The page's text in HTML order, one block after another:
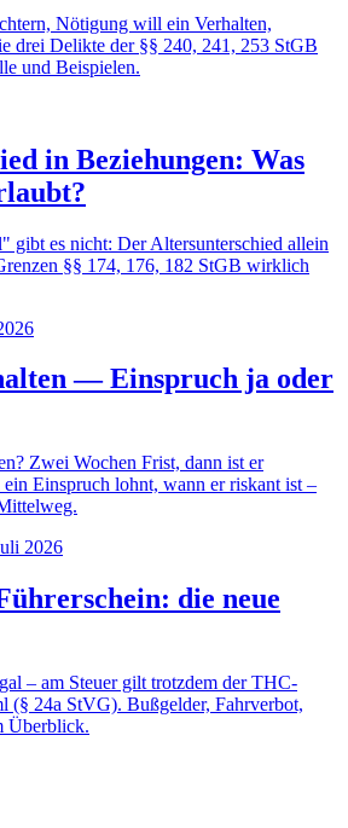
Nötigung will ein Verhalten,
drei Delikte der §§ 240, 241, 253 StGB
und Beispielen.
in Beziehungen: Was
gibt es nicht: Der Altersunterschied allein
§§ 174, 176, 182 StGB wirklich
— Einspruch ja oder
Zwei Wochen Frist, dann ist er
Einspruch lohnt, wann er riskant ist –
2026
die neue
– am Steuer gilt trotzdem der THC-
(§ 24a StVG). Bußgelder, Fahrverbot,
Überblick.